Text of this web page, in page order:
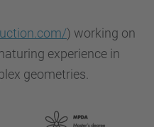
) working on
experience in
geometries.